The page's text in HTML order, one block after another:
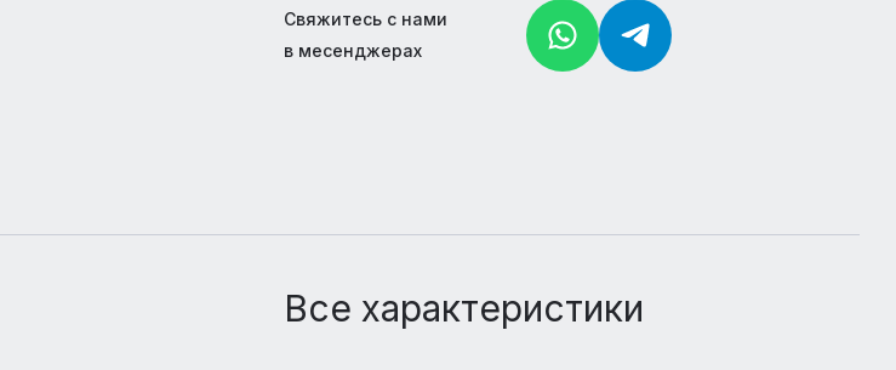
Свяжитесь с нами
в месенджерах
Все характеристики